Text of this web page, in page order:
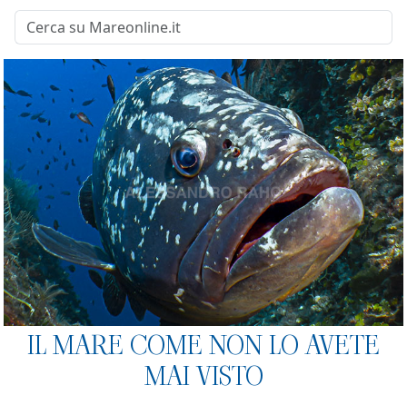
IL MARE COME NON LO AVETE
MAI VISTO